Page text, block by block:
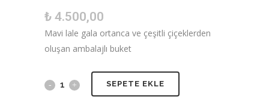
₺ 4.500,00
Mavi lale gala ortanca ve çeşitli çiçeklerden
oluşan ambalajlı buket
SEPETE EKLE